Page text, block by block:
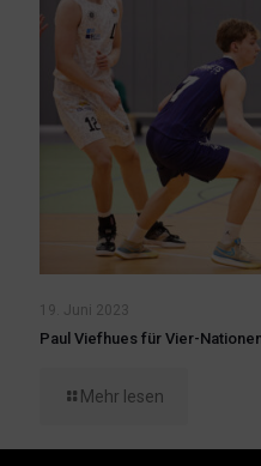
19. Juni 2023
Paul Viefhues für Vier-
Mehr lesen